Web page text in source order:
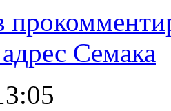
Семака